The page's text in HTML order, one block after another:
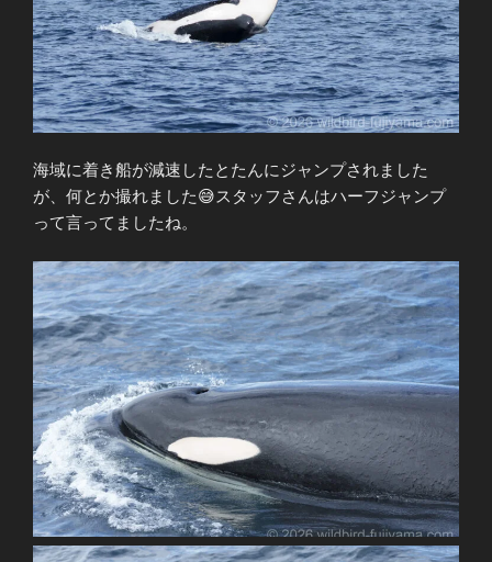
海域に着き船が減速したとたんにジャンプされました
が、何とか撮れました😅スタッフさんはハーフジャンプ
って言ってましたね。